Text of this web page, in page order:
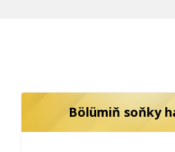
Bölümiň soňky